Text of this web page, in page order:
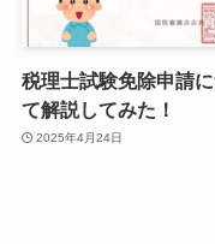
税理士試験免除申請
て解説してみた！
2025年4月24日